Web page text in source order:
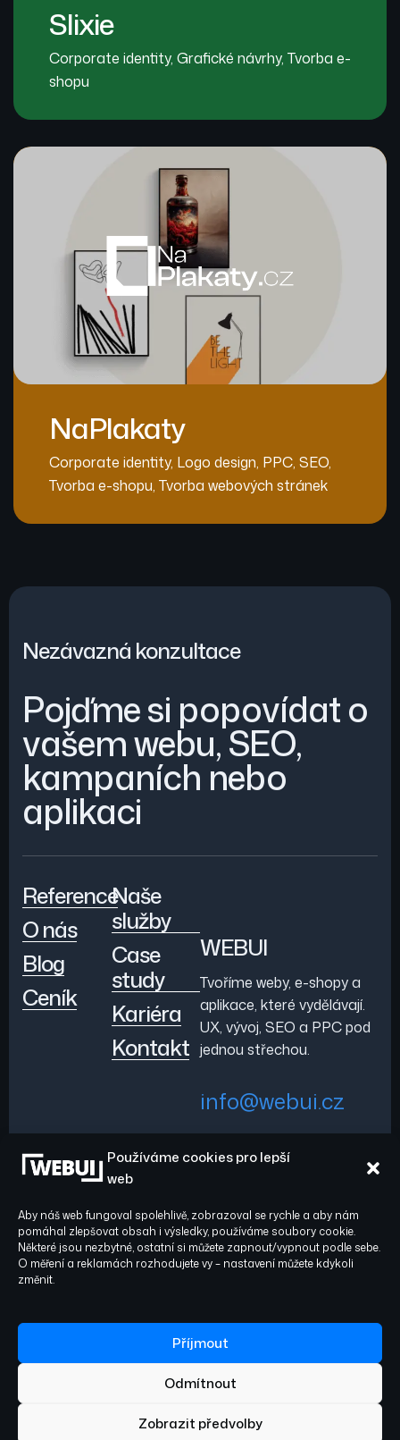
Používáme cookies pro lepší
web
Aby náš web fungoval spolehlivě, zobrazoval se rychle a aby nám
pomáhal zlepšovat obsah i výsledky, používáme soubory cookie.
Některé jsou nezbytné, ostatní si můžete zapnout/vypnout podle sebe.
O měření a reklamách rozhodujete vy – nastavení můžete kdykoli
změnit.
Příjmout
Odmítnout
Zobrazit předvolby
Slixie
Corporate identity, Grafické návrhy, Tvorba e-
shopu
NaPlakaty
Corporate identity, Logo design, PPC, SEO,
Tvorba e-shopu, Tvorba webových stránek
Nezávazná konzultace
Pojďme si popovídat o
vašem webu, SEO,
kampaních nebo
aplikaci
Reference
O nás
Blog
Ceník
Naše
služby
Case
study
Kariéra
Kontakt
WEBUI
Tvoříme weby, e-shopy a
aplikace, které vydělávají.
UX, vývoj, SEO a PPC pod
jednou střechou.
info@webui.cz
+420 778 029 782
© 2026 WEBUI. Všechna
Sledujte nás:
Obchodní podmínky